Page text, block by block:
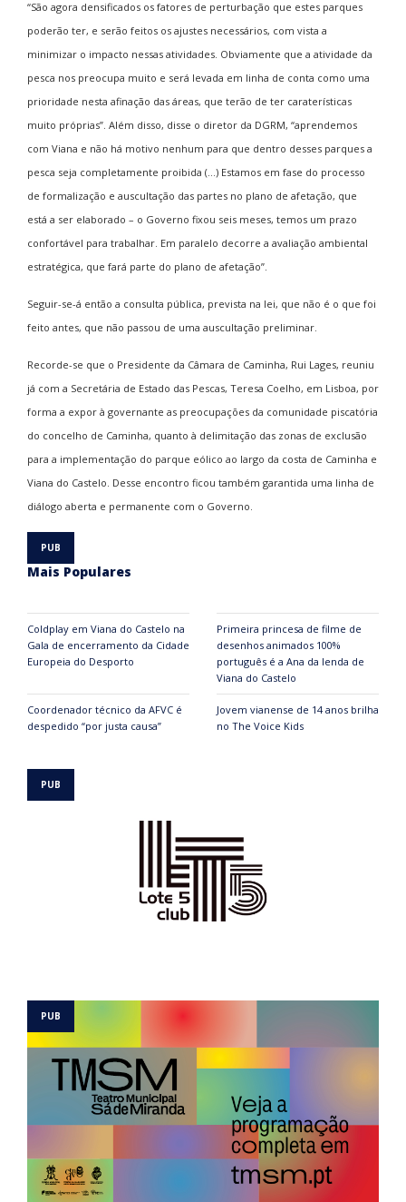
“São agora densificados os fatores de perturbação que estes parques
poderão ter, e serão feitos os ajustes necessários, com vista a
minimizar o impacto nessas atividades. Obviamente que a atividade da
pesca nos preocupa muito e será levada em linha de conta como uma
prioridade nesta afinação das áreas, que terão de ter caraterísticas
muito próprias”. Além disso, disse o diretor da DGRM, “aprendemos
com Viana e não há motivo nenhum para que dentro desses parques a
pesca seja completamente proibida (…) Estamos em fase do processo
de formalização e auscultação das partes no plano de afetação, que
está a ser elaborado – o Governo fixou seis meses, temos um prazo
confortável para trabalhar. Em paralelo decorre a avaliação ambiental
estratégica, que fará parte do plano de afetação”.
Seguir-se-á então a consulta pública, prevista na lei, que não é o que foi
feito antes, que não passou de uma auscultação preliminar.
Recorde-se que o Presidente da Câmara de Caminha, Rui Lages, reuniu
já com a Secretária de Estado das Pescas, Teresa Coelho, em Lisboa, por
forma a expor à governante as preocupações da comunidade piscatória
do concelho de Caminha, quanto à delimitação das zonas de exclusão
para a implementação do parque eólico ao largo da costa de Caminha e
Viana do Castelo. Desse encontro ficou também garantida uma linha de
diálogo aberta e permanente com o Governo.
Mais Populares
Coldplay em Viana do Castelo na
Gala de encerramento da Cidade
Europeia do Desporto
Primeira princesa de filme de
desenhos animados 100%
português é a Ana da lenda de
Viana do Castelo
Coordenador técnico da AFVC é
despedido “por justa causa”
Jovem vianense de 14 anos brilha
no The Voice Kids